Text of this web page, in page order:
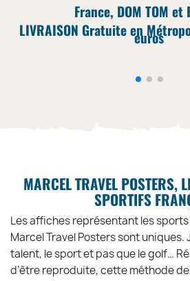
France, DOM TOM et
LIVRAISON Gratuite eneuros
MARCEL TRAVEL POSTERS,
SPORTIFS
Les affiches représentant les sports
Marcel Travel Posters sont
talent, le sport et pas que le golf…
d’être reproduite, cette méthode